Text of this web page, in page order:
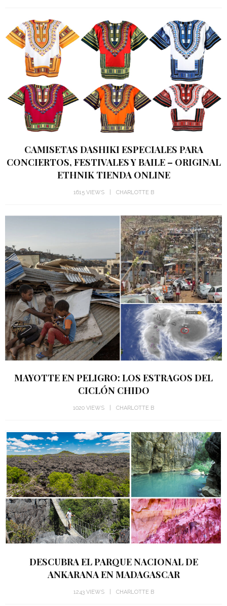
CAMISETAS DASHIKI ESPECIALES PARA
CONCIERTOS, FESTIVALES Y BAILE – ORIGINAL
ETHNIK TIENDA ONLINE
1615 VIEWS CHARLOTTE B
MAYOTTE EN PELIGRO: LOS ESTRAGOS DEL
CICLÓN CHIDO
1020 VIEWS CHARLOTTE B
DESCUBRA EL PARQUE NACIONAL DE
ANKARANA EN MADAGASCAR
1243 VIEWS CHARLOTTE B